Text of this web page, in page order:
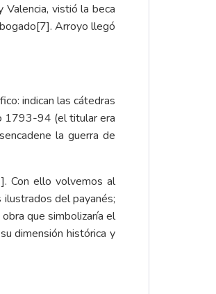
vistió la beca
[7]. Arroyo llegó
indican las cátedras
1793-94 (el titular era
la guerra de
. Con ello volvemos al
del payanés;
que simbolizaría el
dimensión histórica y